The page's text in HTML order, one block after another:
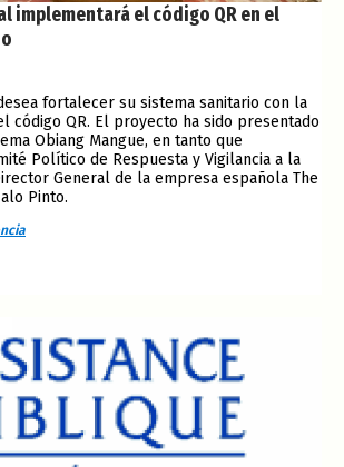
implementará el código QR en el
fortalecer su sistema sanitario con la
código QR. El proyecto ha sido presentado
Obiang Mangue, en tanto que
Político de Respuesta y Vigilancia a la
General de la empresa española The
Pinto.